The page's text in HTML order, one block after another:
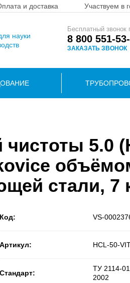
и доставка Участвуем в
науки
Бесплатный звонок
8 800 551-
ЗАКАЗАТЬ ЗВОНОК
5.0
стали, 7
Код: VS-
Артикул: HCL-50-
Стандарт:
ТУ 2114-
2002